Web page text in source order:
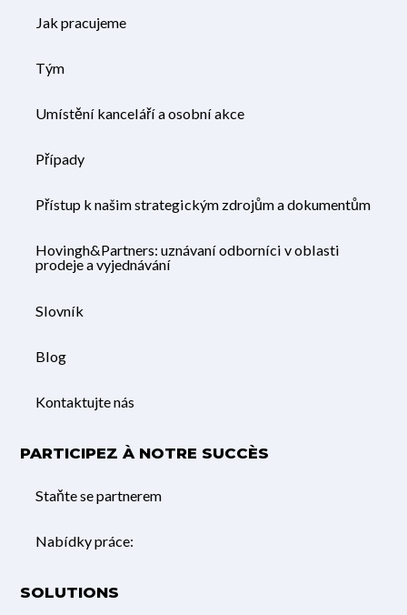
Jak pracujeme
Tým
Umístění kanceláří a osobní akce
Případy
Přístup k našim strategickým zdrojům a dokumentům
Hovingh&Partners: uznávaní odborníci v oblasti
prodeje a vyjednávání
Slovník
Blog
Kontaktujte nás
PARTICIPEZ À NOTRE SUCCÈS
Staňte se partnerem
Nabídky práce:
SOLUTIONS